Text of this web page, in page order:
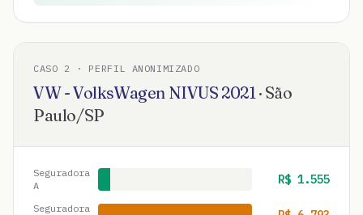
CASO 2 · PERFIL ANONIMIZADO
VW - VolksWagen NIVUS 2021· São
Paulo/SP
Seguradora
A
R$ 1.555
Seguradora